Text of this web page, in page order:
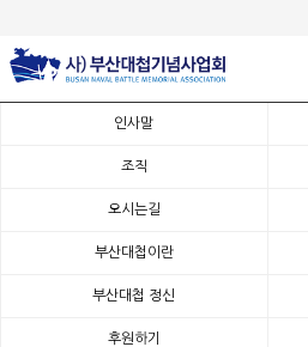
인사말
조직
오시는길
부산대첩이란
부산대첩 정신
후원하기
[부산학 아카데미 4강] 부산포대첩